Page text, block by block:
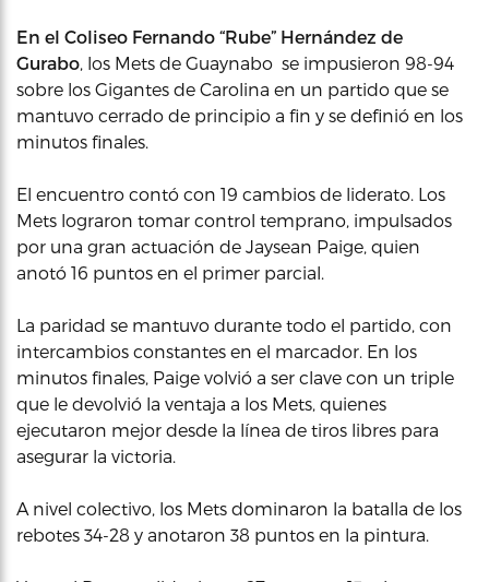
En el Coliseo Fernando “Rube” Hernández de
Gurabo, los Mets de Guaynabo se impusieron 98-94
sobre los Gigantes de Carolina en un partido que se
mantuvo cerrado de principio a fin y se definió en los
minutos finales.
El encuentro contó con 19 cambios de liderato. Los
Mets lograron tomar control temprano, impulsados
por una gran actuación de Jaysean Paige, quien
anotó 16 puntos en el primer parcial.
La paridad se mantuvo durante todo el partido, con
intercambios constantes en el marcador. En los
minutos finales, Paige volvió a ser clave con un triple
que le devolvió la ventaja a los Mets, quienes
ejecutaron mejor desde la línea de tiros libres para
asegurar la victoria.
A nivel colectivo, los Mets dominaron la batalla de los
rebotes 34-28 y anotaron 38 puntos en la pintura.